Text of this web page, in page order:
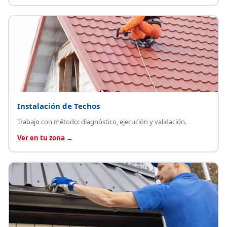
Instalación de Techos
Trabajo con método: diagnóstico, ejecución y validación.
Ver en tu zona →